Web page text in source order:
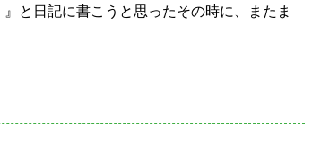
と日記に書こうと思ったその時に、またま